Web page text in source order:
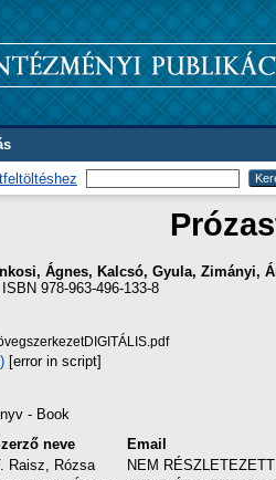
Ágnes, Kalcsó, Gyula, Zimányi,
978-963-496-133-8
[error in script]
- Book
neve Email
Raisz, Rózsa
NEM RÉSZLETEZETT